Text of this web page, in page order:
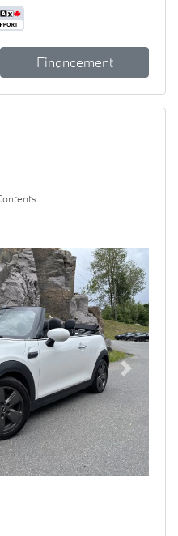
Financement
Next